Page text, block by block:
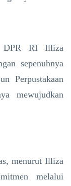
DPR RI Illiza
sepenuhnya
Perpustakaan
mewujudkan
menurut Illiza
melalui